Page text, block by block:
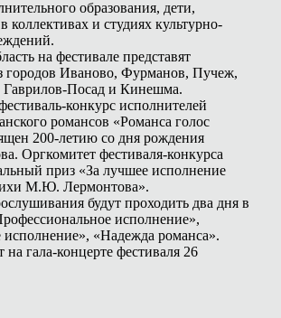
образования, дети,
коллективах и студиях культурно-
на фестивале представят
городов Иваново, Фурманов, Пучеж,
Гаврилов-Посад и Кинешма.
конкурс исполнителей
романсов «Романса голос
200-летию со дня рождения
Оргкомитет фестиваля-конкурса
приз «За лучшее исполнение
М.Ю. Лермонтова».
будут проходить два дня в
исполнение»,
исполнение», «Надежда романса».
на гала-концерте фестиваля 26